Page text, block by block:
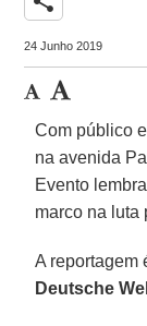
24 Junho 2019
Com público
na avenida
Evento lembra
marco na luta
A reportagem
Deutsche